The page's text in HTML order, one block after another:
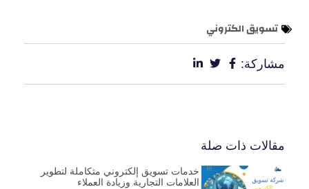
تسويق الكتروني
مشاركة:
مقالات ذات صلة
خدمات تسويق إلكتروني متكاملة لتطوير
العلامات التجارية وزيادة العملاء